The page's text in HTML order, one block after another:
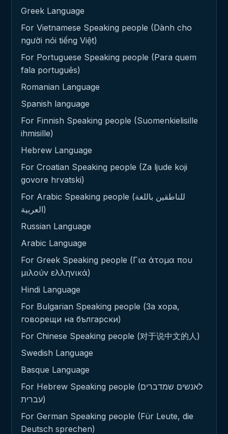
Greek Language
For Vietnamese Speaking people (Dành cho
người nói tiếng Việt)
For Portuguese Speaking people (Para quem
fala português)
Romanian Language
Spanish language
For Finnish Speaking people (Suomenkielisille
ihmisille)
Hebrew Language
For Croatian Speaking people (Za ljude koji
govore hrvatski)
For Arabic Speaking people (للناطقين باللغة
العربية)
Russian Language
Arabic Language
For Greek Speaking people (Για άτομα που
μιλούν ελληνικά)
Hindi Language
For Bulgarian Speaking people (За хора,
говорещи на български)
For Chinese Speaking people (对于说中文的人)
Swedish Language
Basque Language
For Hebrew Speaking people (לאנשים שמדברים
עברית)
For German Speaking people (Für Leute, die
Deutsch sprechen)